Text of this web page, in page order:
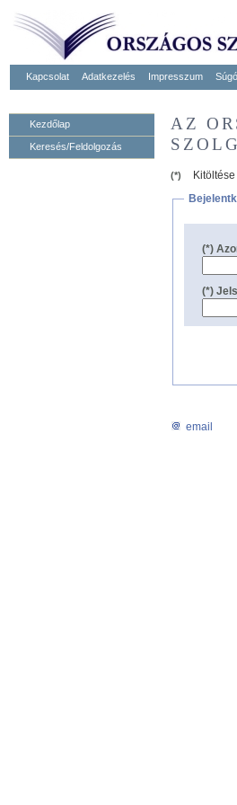
Kapcsolat Adatkezelés Impresszum Súgó
Kezdőlap
Keresés/Feldolgozás
AZ
(*)
(*)
(*)
email